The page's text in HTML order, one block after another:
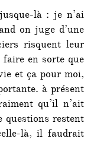
là : je n’ai
on juge d’une
risquent leur
en sorte que
et ça pour moi,
à présent
qu’il n’ait
questions restent
là, il faudrait